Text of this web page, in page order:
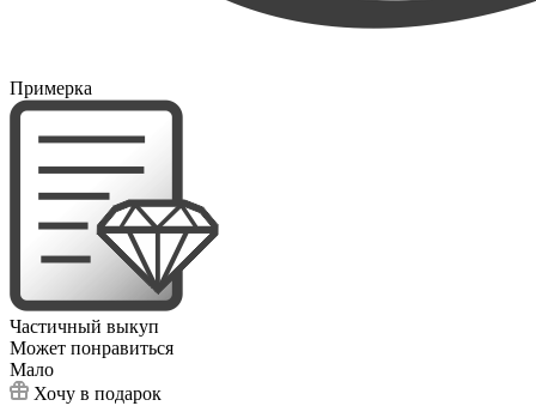
Примерка
Частичный выкуп
Может понравиться
Мало
Хочу в подарок